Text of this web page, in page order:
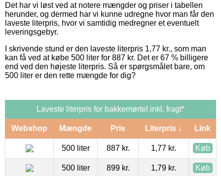
Det har vi løst ved at notere mængder og priser i tabellen
herunder, og dermed har vi kunne udregne hvor man får den
laveste literpris, hvor vi samtidig medregner et eventuelt
leveringsgebyr.
I skrivende stund er den laveste literpris 1,77 kr., som man
kan få ved at købe 500 liter for 887 kr. Det er 67 % billigere
end ved den højeste literpris. Så er spørgsmålet bare, om
500 liter er den rette mængde for dig?
Laveste literpris for bakkemørtel inkl. fragt*
Webshop Mængde Pris Literpris ↓ Link
500 liter 887 kr. 1,77 kr. Køb
500 liter 899 kr. 1,79 kr. Køb